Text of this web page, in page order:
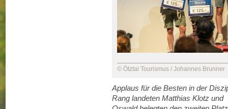
© Ötztal Tourismus / Johannes Brunner
Applaus für die Besten in der
Rang landeten Matthias Klotz und